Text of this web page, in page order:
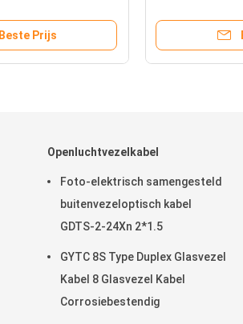
Beste Prijs
het
apparatuur
Openluchtvezelkabel
Foto-elektrisch samengesteld
buitenvezeloptisch kabel
GDTS-2-24Xn 2*1.5
GYTC 8S Type Duplex Glasvezel
Kabel 8 Glasvezel Kabel
Corrosiebestendig